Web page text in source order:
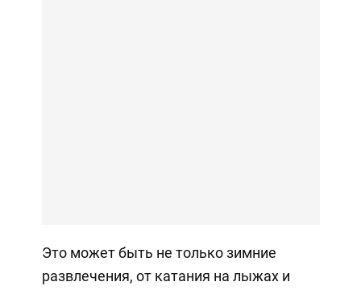
Это может быть не только зимние
развлечения, от катания на лыжах и